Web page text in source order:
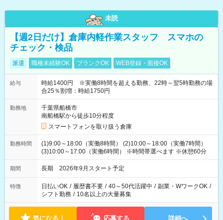
未読
【週2日だけ】倉庫内軽作業スタッフ スマホの
チェック・検品
派遣 職種未経験OK ブランクOK WEB登録・面接OK
給与
時給1400円 ※実働8時間を超える勤務、22時～翌5時勤務の場
合25％割増：時給1750円
勤務地
千葉県船橋市
南船橋駅から徒歩10分程度
スマートフォンを取り扱う倉庫
勤務時間
(1)9:00～18:00（実働8時間） (2)10:00～18:00（実働7時間）
(3)10:00～17:00（実働6時間） ※時間帯選べます ※休憩60分
期間 長期 2026年9月スタート予定
特徴 日払いOK / 履歴書不要 / 40～50代活躍中 / 副業・WワークOK /
シフト勤務 / 10名以上の大量募集
気になる！ 応募する 詳細へ